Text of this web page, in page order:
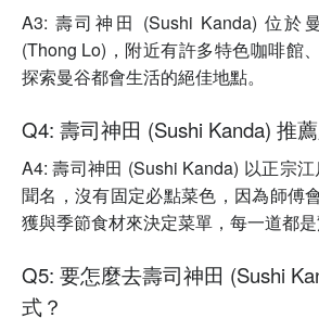
A3: 壽司神田 (Sushi Kanda) 位於
(Thong Lo)，附近有許多特色咖啡館
探索曼谷都會生活的絕佳地點。
Q4: 壽司神田 (Sushi Kanda) 推
A4: 壽司神田 (Sushi Kanda) 以正宗
聞名，沒有固定必點菜色，因為師傅
獲與季節食材來決定菜單，每一道都是
Q5: 要怎麼去壽司神田 (Sushi
式？